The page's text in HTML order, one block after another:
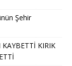
Şehir
KIRIK